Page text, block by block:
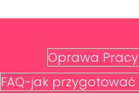
Oprawa Pracy
FAQ-jak